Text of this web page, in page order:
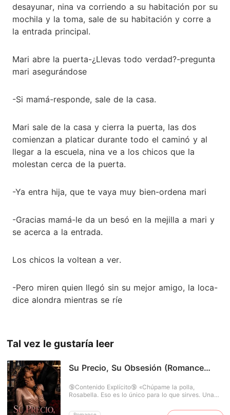
desayunar, nina va corriendo a su habitación por su
mochila y la toma, sale de su habitación y corre a
la entrada principal.
Mari abre la puerta-¿Llevas todo verdad?-pregunta
mari asegurándose
-Si mamá-responde, sale de la casa.
Mari sale de la casa y cierra la puerta, las dos
comienzan a platicar durante todo el caminó y al
llegar a la escuela, nina ve a los chicos que la
molestan cerca de la puerta.
-Ya entra hija, que te vaya muy bien-ordena mari
-Gracias mamá-le da un besó en la mejilla a mari y
se acerca a la entrada.
Los chicos la voltean a ver.
-Pero miren quien llegó sin su mejor amigo, la loca-
dice alondra mientras se ríe
Tal vez le gustaría leer
Su Precio, Su Obsesión (Romance
oscuro)
🔞Contenido Explícito🔞 «Chúpame la polla,
Rosabella. Eso es lo único para lo que sirves. Una
Mantén tu boca sucia fuera de mis asuntos... úsala